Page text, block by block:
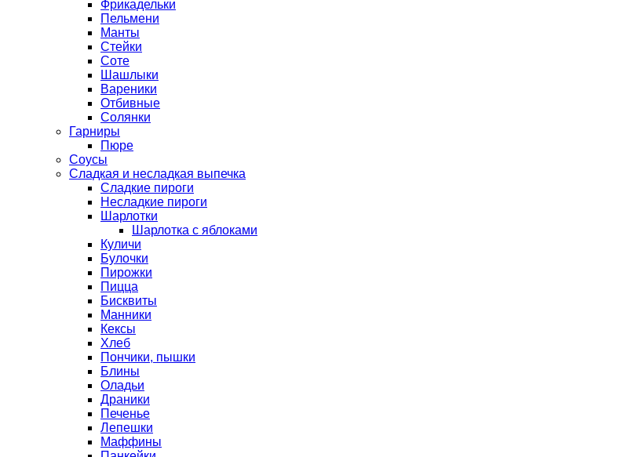
Фрикадельки
Пельмени
Манты
Стейки
Соте
Шашлыки
Вареники
Отбивные
Солянки
Гарниры
Пюре
Соусы
Сладкая и несладкая выпечка
Сладкие пироги
Несладкие пироги
Шарлотки
Шарлотка с яблоками
Куличи
Булочки
Пирожки
Пицца
Бисквиты
Манники
Кексы
Хлеб
Пончики, пышки
Блины
Оладьи
Драники
Печенье
Лепешки
Маффины